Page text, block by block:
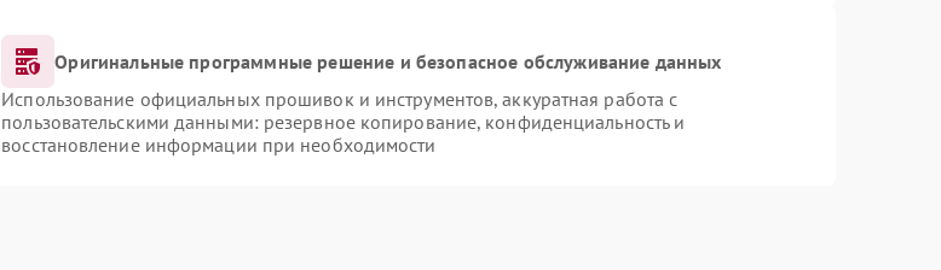
Оригинальные программные решение и безопасное обслуживание данных
Использование официальных прошивок и инструментов, аккуратная работа с
пользовательскими данными: резервное копирование, конфиденциальность и
восстановление информации при необходимости